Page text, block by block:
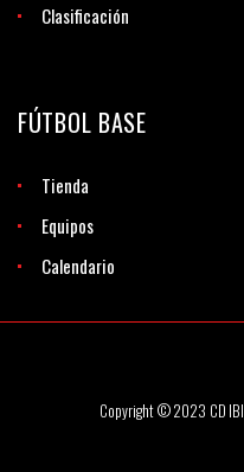
Clasificación
FÚTBOL BASE
Tienda
Equipos
Calendario
Copyright © 2023 CD